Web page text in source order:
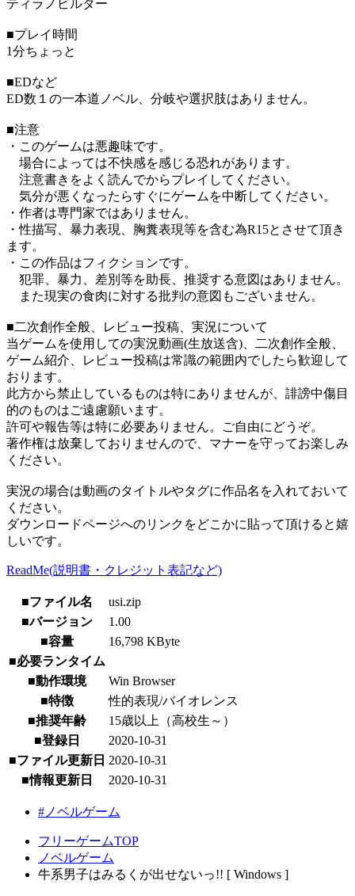
ティラノビルダー
■プレイ時間
1分ちょっと
■EDなど
ED数１の一本道ノベル、分岐や選択肢はありません。
■注意
・このゲームは悪趣味です。
場合によっては不快感を感じる恐れがあります。
注意書きをよく読んでからプレイしてください。
気分が悪くなったらすぐにゲームを中断してください。
・作者は専門家ではありません。
・性描写、暴力表現、胸糞表現等を含む為R15とさせて頂き
ます。
・この作品はフィクションです。
犯罪、暴力、差別等を助長、推奨する意図はありません。
また現実の食肉に対する批判の意図もございません。
■二次創作全般、レビュー投稿、実況について
当ゲームを使用しての実況動画(生放送含)、二次創作全般、
ゲーム紹介、レビュー投稿は常識の範囲内でしたら歓迎して
おります。
此方から禁止しているものは特にありませんが、誹謗中傷目
的のものはご遠慮願います。
許可や報告等は特に必要ありません。ご自由にどうぞ。
著作権は放棄しておりませんので、マナーを守ってお楽しみ
ください。
実況の場合は動画のタイトルやタグに作品名を入れておいて
ください。
ダウンロードページへのリンクをどこかに貼って頂けると嬉
しいです。
ReadMe(説明書・クレジット表記など)
■ファイル名
usi.zip
■バージョン
1.00
■容量
16,798 KByte
■必要ランタイム
■動作環境
Win Browser
■特徴
性的表現/バイオレンス
■推奨年齢
15歳以上（高校生～）
■登録日
2020-10-31
■ファイル更新日 2020-10-31
■情報更新日
2020-10-31
#ノベルゲーム
フリーゲームTOP
ノベルゲーム
牛系男子はみるくが出せないっ!! [ Windows ]